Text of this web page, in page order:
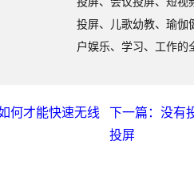
投屏、儿歌幼教、瑜伽
户娱乐、学习、工作的
何才能快速无线
下一篇：没有
投屏